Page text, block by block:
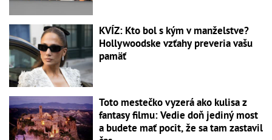
KVÍZ: Kto bol s kým v manželstve?
Hollywoodske vzťahy preveria vašu
pamäť
Toto mestečko vyzerá ako kulisa z
fantasy filmu: Vedie doň jediný most
a budete mať pocit, že sa tam zastavil